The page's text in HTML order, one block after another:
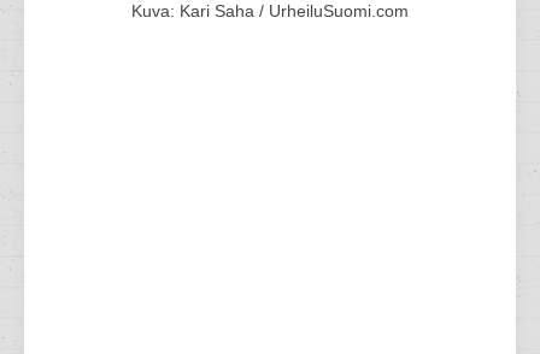
Kuva: Kari Saha / UrheiluSuomi.com